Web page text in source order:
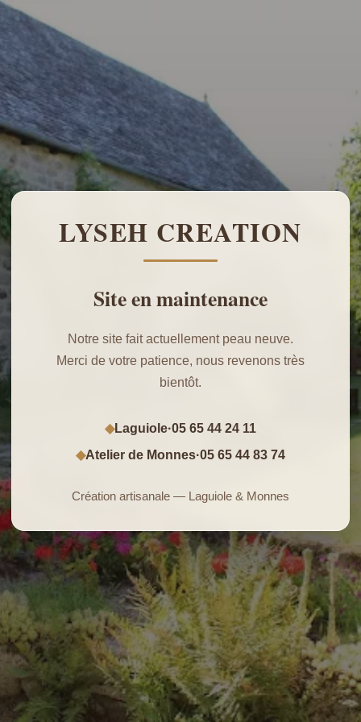
LYSEH CREATION
Site en maintenance
Notre site fait actuellement peau neuve.
Merci de votre patience, nous revenons très
bientôt.
◆Laguiole·05 65 44 24 11
◆Atelier de Monnes·05 65 44 83 74
Création artisanale — Laguiole & Monnes